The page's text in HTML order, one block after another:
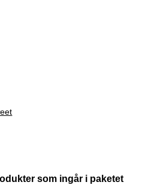
som ingår i paketet